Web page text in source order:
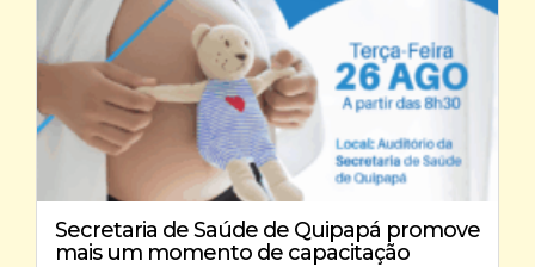
Secretaria de Saúde de Quipapá promove
mais um momento de capacitação